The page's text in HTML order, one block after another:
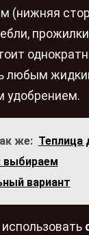
(нижняя
любым
удобрением.
же: Теплица
выбираем
вариант